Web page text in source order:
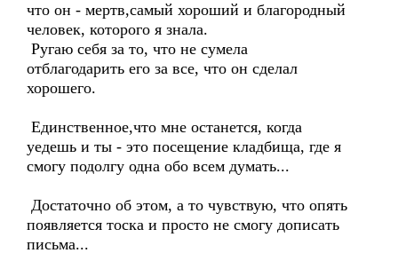
что он - мертв,самый хороший и благородный
человек, которого я знала.
Ругаю себя за то, что не сумела
отблагодарить его за все, что он сделал
хорошего.
Единственное,что мне останется, когда
уедешь и ты - это посещение кладбища, где я
смогу подолгу одна обо всем думать...
Достаточно об этом, а то чувствую, что опять
появляется тоска и просто не смогу дописать
письма...